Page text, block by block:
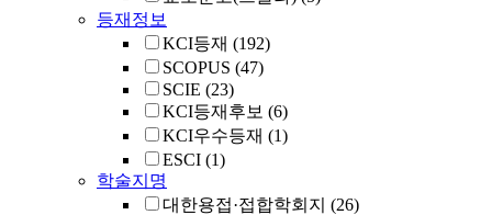
등재정보
KCI등재 (192)
SCOPUS (47)
SCIE (23)
KCI등재후보 (6)
KCI우수등재 (1)
ESCI (1)
학술지명
대한용접·접합학회지 (26)